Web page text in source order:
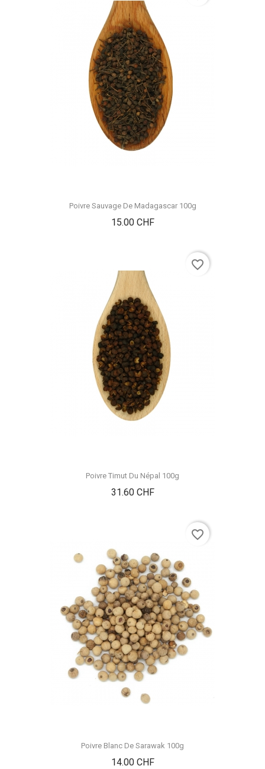
Poivre Sauvage De Madagascar 100g
15.00 CHFPrix
Poivre Timut Du Népal 100g
31.60 CHFPrix
favorite_border
Poivre Blanc De Sarawak 100g
14.00 CHFPrix
favorite_border